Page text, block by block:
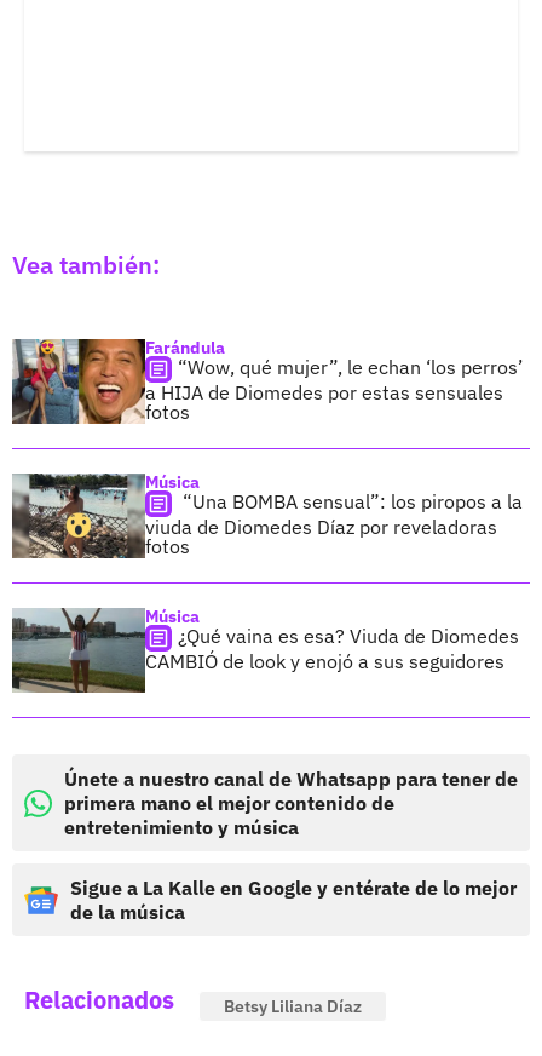
Vea también:
Farándula
“Wow, qué mujer”, le echan ‘los perros’
a HIJA de Diomedes por estas sensuales
fotos
Música
“Una BOMBA sensual”: los piropos a la
viuda de Diomedes Díaz por reveladoras
fotos
Música
¿Qué vaina es esa? Viuda de Diomedes
CAMBIÓ de look y enojó a sus seguidores
Únete a nuestro canal de Whatsapp para tener de
primera mano el mejor contenido de
entretenimiento y música
Sigue a La Kalle en Google y entérate de lo mejor
de la música
Relacionados Betsy Liliana Díaz